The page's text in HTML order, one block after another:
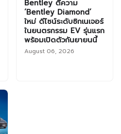
Bentley ตีความ
‘Bentley Diamond’
ใหม่ ดีไซน์ระดับซิกเนเจอร์
ในยนตรกรรม EV รุ่นแรก
พร้อมเปิดตัวกันยายนนี้
August 06, 2026